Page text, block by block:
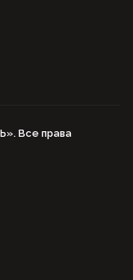
Все права